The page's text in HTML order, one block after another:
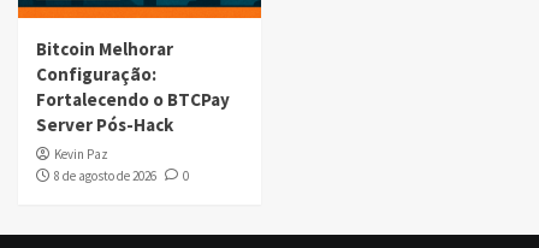
Bitcoin Melhorar
Configuração:
Fortalecendo o BTCPay
Server Pós-Hack
Kevin Paz
8 de agosto de 2026
0